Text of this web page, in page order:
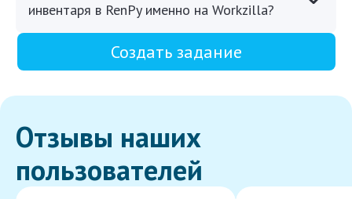
инвентаря в RenPy именно на Workzilla?
Создать задание
Отзывы наших
пользователей